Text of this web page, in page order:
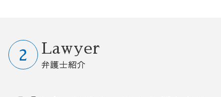
顧問弁護士 企業
弁護士 顧問契約 メリット
会社 買収 金額
m&a 費用
後継者がいない会社
破産 保証人
債務整理 官報 期間
任意整理 支払い 遅れ
解雇 不当
訴訟 民事
会社 解雇 条件
業務 削減
業務フロー 改善
早期 経営 改善計画
債務整理 弁護士相談 さいたま市
業務改善 弁護士相談 埼玉県
債務整理 弁護士相談 茨城県
Lawyer
弁護士紹介